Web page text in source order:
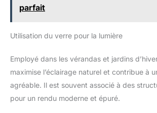
parfait
Utilisation du verre pour la lumière
Employé dans les vérandas et jardins
maximise l’éclairage naturel et contribue à
agréable. Il est souvent associé à des
pour un rendu moderne et épuré.